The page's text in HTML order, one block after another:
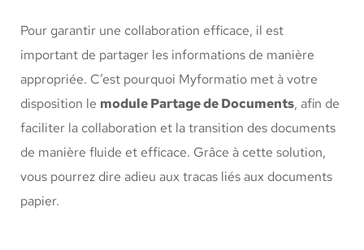
Pour garantir une collaboration efficace, il est
important de partager les informations de manière
appropriée. C’est pourquoi Myformatio met à votre
disposition le module Partage de Documents, afin de
faciliter la collaboration et la transition des documents
de manière fluide et efficace. Grâce à cette solution,
vous pourrez dire adieu aux tracas liés aux documents
papier.